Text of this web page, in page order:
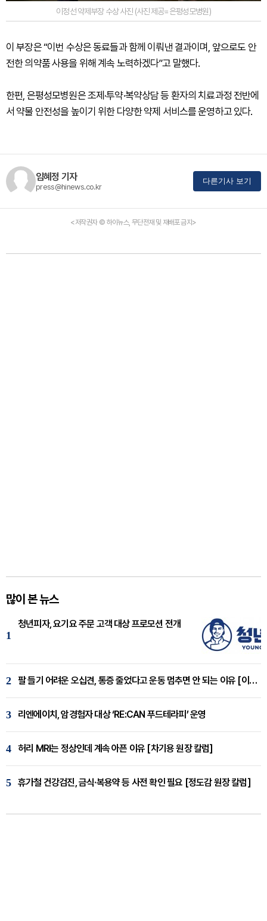
이정선 약제부장 수상 사진 (사진 제공=은평성모병원)
이 부장은 “이번 수상은 동료들과 함께 이뤄낸 결과이며, 앞으로도 안
전한 의약품 사용을 위해 계속 노력하겠다”고 말했다.
한편, 은평성모병원은 조제·투약·복약상담 등 환자의 치료과정 전반에
서 약물 안전성을 높이기 위한 다양한 약제 서비스를 운영하고 있다.
임혜정 기자
press@hinews.co.kr
다른기사 보기
<저작권자 © 하이뉴스, 무단전재 및 재배포 금지>
많이 본 뉴스
1
청년피자, 요기요 주문 고객 대상 프로모션 전개
2 팔 들기 어려운 오십견, 통증 줄었다고 운동 멈추면 안 되는 이유 [이병욱 원장 칼럼]
3 리엔에이치, 암경험자 대상 ‘RE:CAN 푸드테라피’ 운영
4 허리 MRI는 정상인데 계속 아픈 이유 [차기용 원장 칼럼]
5 휴가철 건강검진, 금식·복용약 등 사전 확인 필요 [정도감 원장 칼럼]